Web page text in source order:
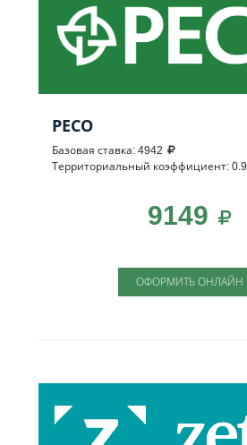
РЕСО
Базовая ставка: 4942
Территориальный коэффициент: 0.9
9149
ОФОРМИТЬ ОНЛАЙН